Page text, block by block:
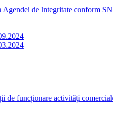
Agendei de Integritate conform
de funcționare activități